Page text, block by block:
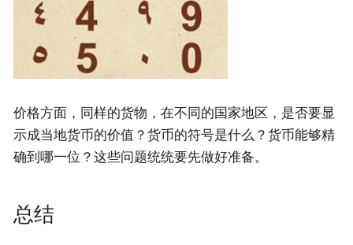
价格方面，同样的货物，在不同的国家地区，是否要显
示成当地货币的价值？货币的符号是什么？货币能够精
确到哪一位？这些问题统统要先做好准备。
总结